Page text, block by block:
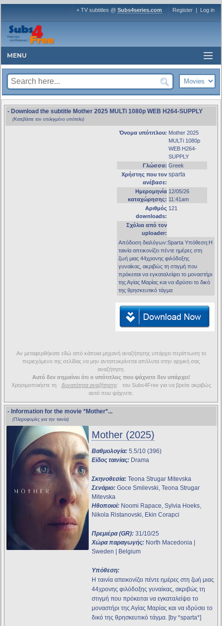
+ TV subtitles @ Subs4series.com Register | Log in
MENU
- Download the subtitle Mother 2025 MULTi 1080p WEB H264-SUPPLY
(Κατεβάστε τον επιλεγμένο υπότιτλο)
Όνομα υπότιτλου: Mother 2025
MULTi 1080p
WEB H264-
SUPPLY
Γλώσσα: Greek
Χρήστης που τον
ανέβασε:
sparta
Ημερομηνία
καταχώρησης:
12/05/26
11:41am
Αριθμός
downloads:
121
Σχόλια από τον
uploader:
Απόδοση διαλόγων:Sparta Υπόθεση:Η
ταινία απεικονίζει πέντε ημέρες στη
ζωή μιας 44χρονης φιλόδοξης
γυναίκας, ακριβώς τη στιγμή που
πρόκειται να εγκαταλείψει το μοναστήρι
της Αγίας Μαρίας και να ιδρύσει το δικό
της θρησκευτικό τάγμα
Αν μεταφερθήκατε εδώ από κάποια μηχανή αναζήτησης υπάρχει περίπτωση το
περιεχόμενο της σελίδας να μην ανταποκρίνεται απόλυτα στην αρχική σας
αναζήτηση.
Αυτό δεν σημαίνει ότι ο υπότιτλος που ψάχνετε δεν υπάρχει!
Χρησιμοποιήστε τη
δυνατότητα αναζήτησης
του Subs4Free για να βρείτε ακριβώς
αυτό που ψάχνετε.
- Information for the movie *Mother*...
(Πληροφορίες για την ταινία)
Mother (2025)
Βαθμολογία: 5.5/10 (396)
Είδος ταινίας: Drama
Σκηνοθεσία: Teona Strugar Mitevska
Σενάριο: Goce Smilevski, Teona Strugar
Mitevska
Ηθοποιοί: Noomi Rapace, Sylvia Hoeks,
Nikola Ristanovski, Ekin Corapci
Πρεμιέρα (GR): 31/10/25
Χώρα παραγωγής: North Macedonia |
Sweden | Belgium
Υπόθεση:
Η ταινία απεικονίζει πέντε ημέρες στη ζωή μιας
44χρονης φιλόδοξης γυναίκας, ακριβώς τη
στιγμή που πρόκειται να εγκαταλείψει το
μοναστήρι της Αγίας Μαρίας και να ιδρύσει το
δικό της θρησκευτικό τάγμα. [by *sparta*]